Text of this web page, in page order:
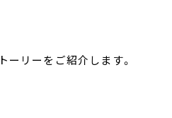
ーリーをご紹介します。